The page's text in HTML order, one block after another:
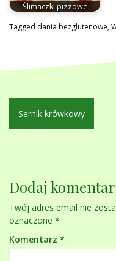
Ślimaczki pizzowe
Tagged dania bezglutenowe,
Nawigacja
wpisu
Sernik krówkowy
Dodaj
Twój adres email nie
oznaczone *
Komentarz *